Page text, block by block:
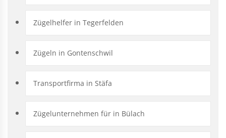
Zügelhelfer in Tegerfelden
Zügeln in Gontenschwil
Transportfirma in Stäfa
Zügelunternehmen für in Bülach